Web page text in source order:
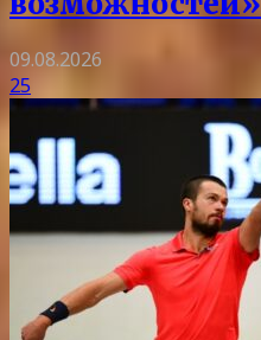
09.08.2026
25